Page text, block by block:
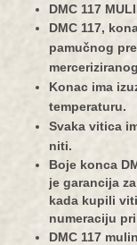
DMC 117
DMC 117,
pamučnog
Konac ima
temperaturu.
Svaka vitica
niti.
Boje konca
je garancija
kada kupili
numeraciju
DMC 117